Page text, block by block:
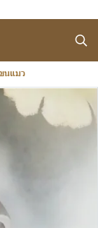
นแมว